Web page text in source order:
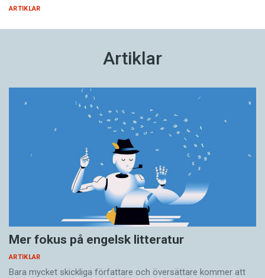
ARTIKLAR
Artiklar
Mer fokus på engelsk litteratur
ARTIKLAR
Bara mycket skickliga författare och översättare ­kommer att